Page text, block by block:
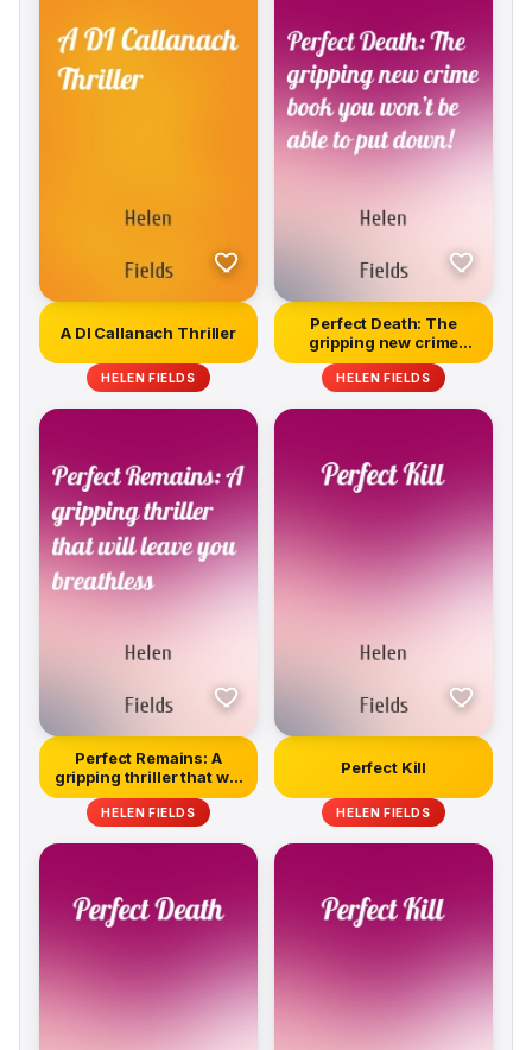
A DI Callanach Thriller
HELEN FIELDS
Perfect Death: The
gripping new crime
book you won...
HELEN FIELDS
Perfect Remains: A
gripping thriller that will
lea...
HELEN FIELDS
Perfect Kill
HELEN FIELDS